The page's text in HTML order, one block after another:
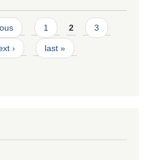
1 2 3
› last »